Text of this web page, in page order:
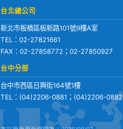
台北總公司
新北市板橋區板新路101號9樓A室
TEL： 02-27821661
FAX：02-27858772；02-27850927
台中分部
台中市西區日興街164號1樓
TEL： (04)2206-0881 ； (04)2206-0882